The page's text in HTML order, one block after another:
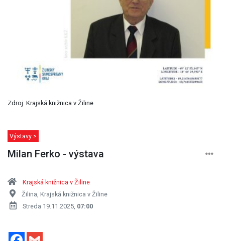
Zdroj: Krajská knižnica v Žiline
Výstavy >
Milan Ferko - výstava
Krajská knižnica v Žiline
Žilina, Krajská knižnica v Žiline
Streda 19.11.2025, 07:00
Facebook